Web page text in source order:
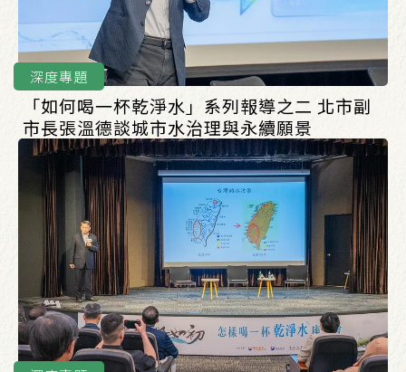
深度專題
「如何喝一杯乾淨水」系列報導之二 北市副
市長張溫德談城市水治理與永續願景